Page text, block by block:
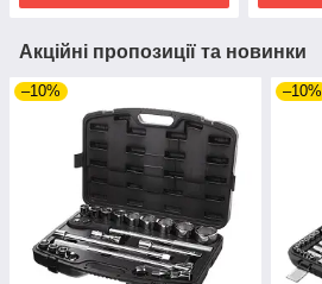
Акційні пропозиції та новинки
–10% –10%